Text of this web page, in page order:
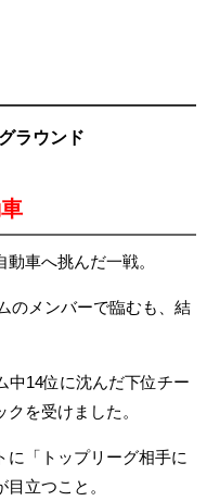
ラウンド
車へ挑んだ一戦。
のメンバーで臨むも、結
中14位に沈んだ下位チー
を受けました。
に「トップリーグ相手に
立つこと。